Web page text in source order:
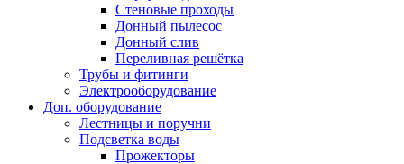
Стеновые проходы
Донный пылесос
Донный слив
Переливная решётка
Трубы и фитинги
Электрооборудование
Доп. оборудование
Лестницы и поручни
Подсветка воды
Прожекторы